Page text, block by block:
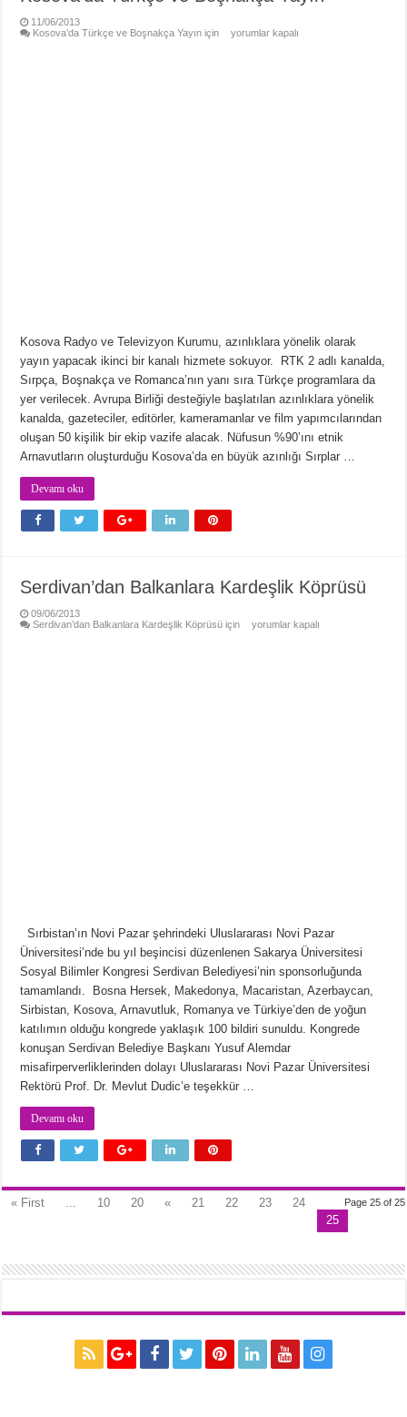
11/06/2013
Kosova’da Türkçe ve Boşnakça Yayın için
yorumlar kapalı
Kosova Radyo ve Televizyon Kurumu, azınlıklara yönelik olarak
yayın yapacak ikinci bir kanalı hizmete sokuyor. RTK 2 adlı kanalda,
Sırpça, Boşnakça ve Romanca’nın yanı sıra Türkçe programlara da
yer verilecek. Avrupa Birliği desteğiyle başlatılan azınlıklara yönelik
kanalda, gazeteciler, editörler, kameramanlar ve film yapımcılarından
oluşan 50 kişilik bir ekip vazife alacak. Nüfusun %90’ını etnik
Arnavutların oluşturduğu Kosova’da en büyük azınlığı Sırplar …
Devamı oku
Serdivan’dan Balkanlara Kardeşlik Köprüsü
09/06/2013
Serdivan’dan Balkanlara Kardeşlik Köprüsü için
yorumlar kapalı
Sırbistan’ın Novi Pazar şehrindeki Uluslararası Novi Pazar
Üniversitesi’nde bu yıl beşincisi düzenlenen Sakarya Üniversitesi
Sosyal Bilimler Kongresi Serdivan Belediyesi’nin sponsorluğunda
tamamlandı. Bosna Hersek, Makedonya, Macaristan, Azerbaycan,
Sirbistan, Kosova, Arnavutluk, Romanya ve Türkiye’den de yoğun
katılımın olduğu kongrede yaklaşık 100 bildiri sunuldu. Kongrede
konuşan Serdivan Belediye Başkanı Yusuf Alemdar
misafirperverliklerinden dolayı Uluslararası Novi Pazar Üniversitesi
Rektörü Prof. Dr. Mevlut Dudic’e teşekkür …
Devamı oku
Page 25 of 25
« First 10 20 « 21 22 23
24
25